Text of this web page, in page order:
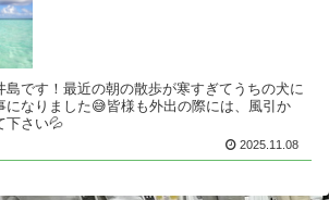
島です！最近の朝の散歩が寒すぎてうちの犬に
になりました😅皆様も外出の際には、風引か
下さい💦
2025.11.08